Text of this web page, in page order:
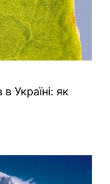
Україні: як